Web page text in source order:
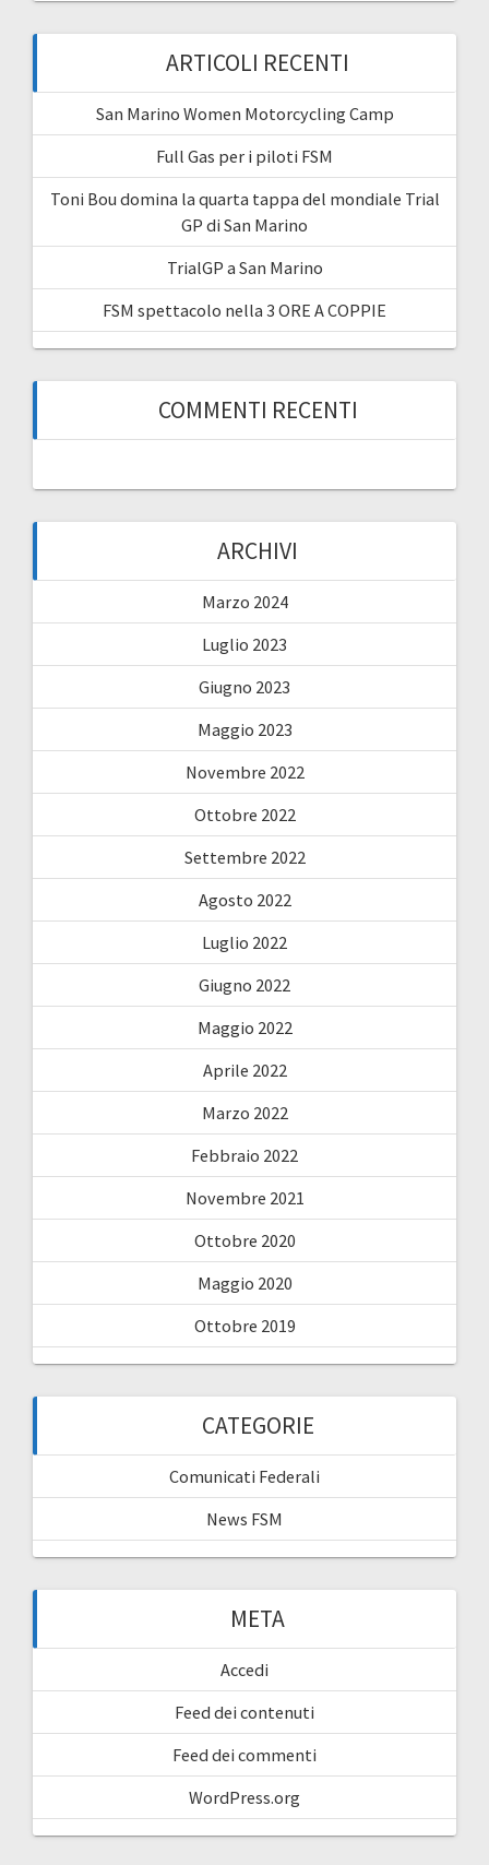
ARTICOLI RECENTI
San Marino Women Motorcycling Camp
Full Gas per i piloti FSM
Toni Bou domina la quarta tappa del mondiale Trial
GP di San Marino
TrialGP a San Marino
FSM spettacolo nella 3 ORE A COPPIE
COMMENTI RECENTI
ARCHIVI
Marzo 2024
Luglio 2023
Giugno 2023
Maggio 2023
Novembre 2022
Ottobre 2022
Settembre 2022
Agosto 2022
Luglio 2022
Giugno 2022
Maggio 2022
Aprile 2022
Marzo 2022
Febbraio 2022
Novembre 2021
Ottobre 2020
Maggio 2020
Ottobre 2019
CATEGORIE
Comunicati Federali
News FSM
META
Accedi
Feed dei contenuti
Feed dei commenti
WordPress.org